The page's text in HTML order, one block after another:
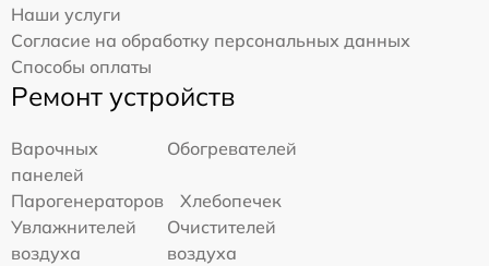
Наши услуги
Согласие на обработку персональных данных
Способы оплаты
Ремонт устройств
Варочных
панелей
Обогревателей
Парогенераторов
Хлебопечек
Увлажнителей
воздуха
Очистителей
воздуха